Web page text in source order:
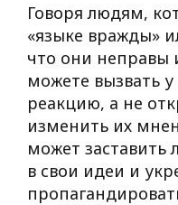
Говоря людям,
«языке вражды»
что они неправы
можете вызвать
реакцию, а не
изменить их
может заставить
в свои идеи и